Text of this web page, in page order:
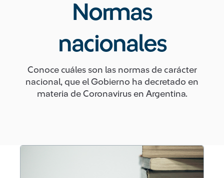
Normas
nacionales
Conoce cuáles son las normas de carácter
nacional, que el Gobierno ha decretado en
materia de Coronavirus en Argentina.